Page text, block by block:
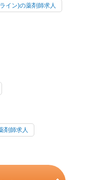
イン)の薬剤師求人
剤師求人